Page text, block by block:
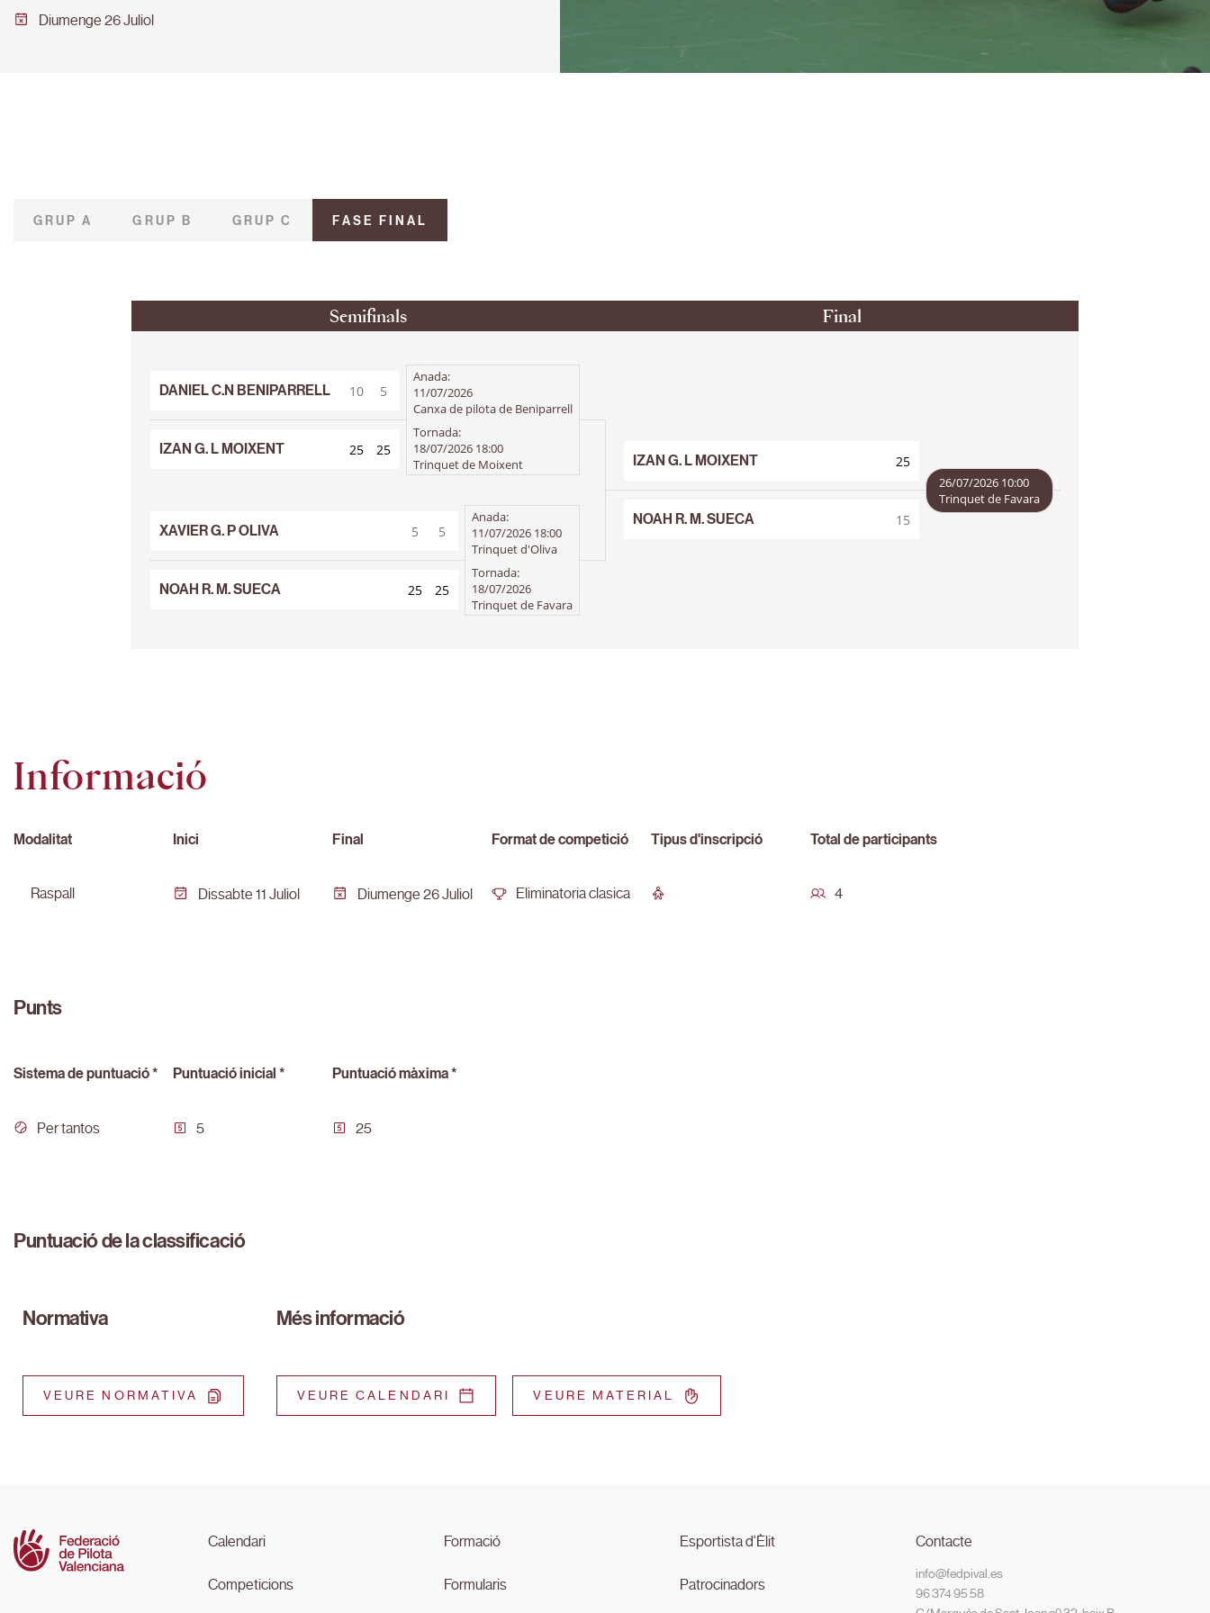
Diumenge 26 Juliol
GRUP A GRUP B GRUP C FASE FINAL
Semifinals Final
DANIEL C.N BENIPARRELL
10
5
IZAN G. L MOIXENT
25
25
Anada:
11/07/2026
Canxa de pilota de Beniparrell
Tornada:
18/07/2026 18:00
Trinquet de Moixent
XAVIER G. P OLIVA
5
5
NOAH R. M. SUECA
25
25
Anada:
11/07/2026 18:00
Trinquet d'Oliva
Tornada:
18/07/2026
Trinquet de Favara
IZAN G. L MOIXENT
25
NOAH R. M. SUECA
15
26/07/2026 10:00
Trinquet de Favara
Informació
Modalitat
raspall
Inici
Dissabte 11 Juliol
Final
Diumenge 26 Juliol
Format de competició
Eliminatoria clasica
Tipus d'inscripció Total de participants
4
Punts
Sistema de puntuació *
Per tantos
Puntuació inicial *
5
Puntuació màxima *
25
Puntuació de la classificació
Normativa
VEURE NORMATIVA
Més informació
VEURE CALENDARI VEURE MATERIAL
Calendari
Competicions
Formació
Formularis
Esportista d'Èlit
Patrocinadors
Contacte
info@fedpival.es
96 374 95 58